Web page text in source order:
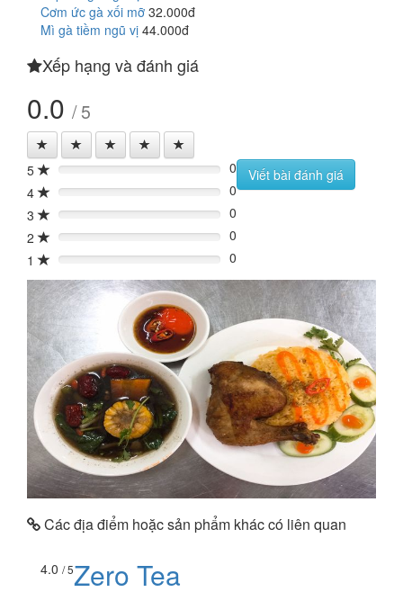
Cơm ức gà xối mỡ 32.000đ
Mì gà tiềm ngũ vị 44.000đ
Xếp hạng và đánh giá
0.0 / 5
5 0%
0
4
0%
0
3
0%
0
2
0%
0
1
0% 0
Viết bài đánh giá
Các địa điểm hoặc sản phẩm khác có liên quan
4.0 / 5Zero Tea